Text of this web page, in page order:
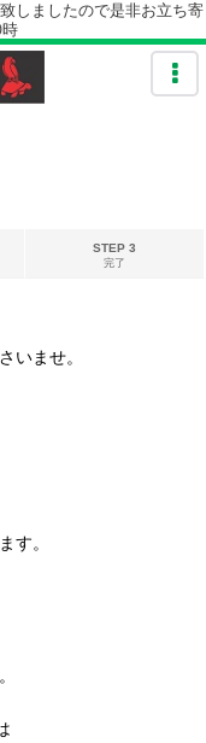
したので是非お立ち寄
STEP 3
完了
いませ。
す。